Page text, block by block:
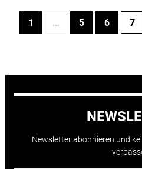
1 … 5 6 7
Newsletter abonnieren und